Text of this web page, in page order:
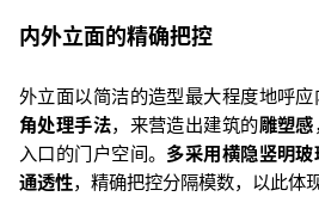
内外立面的精确把控
外立面以简洁的造型最大程度地呼
角处理手法，来营造出建筑的雕塑感
入口的门户空间。 多采用横隐竖明
通透性，精确把控分隔模数，以此体